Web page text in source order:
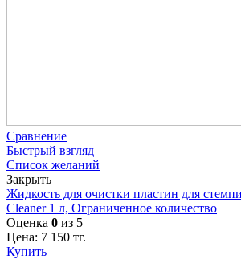
Сравнение
Быстрый взгляд
Список желаний
Закрыть
Жидкость для очистки пластин для
Cleaner 1 л, Ограниченное количество
Оценка 0 из 5
Цена: 7 150 тг.
Купить